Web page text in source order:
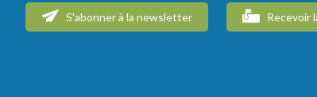
S'abonner à la newsletter Recevoir